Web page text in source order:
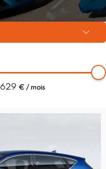
629 € / mois